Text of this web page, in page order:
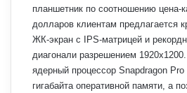
планшетник по соотношению цена-
долларов клиентам предлагается
ЖК-экран с IPS-матрицей и
диагонали разрешением
ядерный процессор Snapdragon
гигабайта оперативной памяти, а